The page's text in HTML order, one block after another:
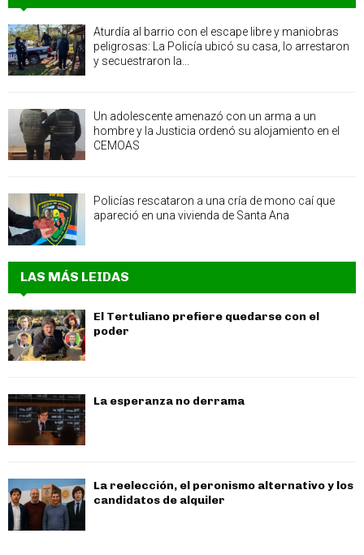
Aturdía al barrio con el escape libre y maniobras
peligrosas: La Policía ubicó su casa, lo arrestaron
y secuestraron la...
Un adolescente amenazó con un arma a un
hombre y la Justicia ordenó su alojamiento en el
CEMOAS
Policías rescataron a una cría de mono caí que
apareció en una vivienda de Santa Ana
LAS MÁS LEIDAS
El Tertuliano prefiere quedarse con el
poder
La esperanza no derrama
La reelección, el peronismo alternativo y los
candidatos de alquiler